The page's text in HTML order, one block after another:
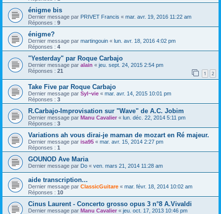
énigme bis
Dernier message par PRIVET Francis « mar. avr. 19, 2016 11:22 am
Réponses : 9
énigme?
Dernier message par martingouin « lun. avr. 18, 2016 4:02 pm
Réponses : 4
"Yesterday" par Roque Carbajo
Dernier message par alain « jeu. sept. 24, 2015 2:54 pm
Réponses : 21 1 2
Take Five par Roque Carbajo
Dernier message par Syl~vie « mar. avr. 14, 2015 10:01 pm
Réponses : 3
R.Carbajo-Improvisation sur "Wave" de A.C. Jobim
Dernier message par Manu Cavalier « lun. déc. 22, 2014 5:11 pm
Réponses : 3
Variations ah vous dirai-je maman de mozart en Ré majeur.
Dernier message par isa95 « mar. avr. 15, 2014 2:27 pm
Réponses : 1
GOUNOD Ave Maria
Dernier message par Do « ven. mars 21, 2014 11:28 am
aide transcription...
Dernier message par ClassicGuitare « mar. févr. 18, 2014 10:02 am
Réponses : 10
Cinus Laurent - Concerto grosso opus 3 n°8 A.Vivaldi
Dernier message par Manu Cavalier « jeu. oct. 17, 2013 10:46 pm